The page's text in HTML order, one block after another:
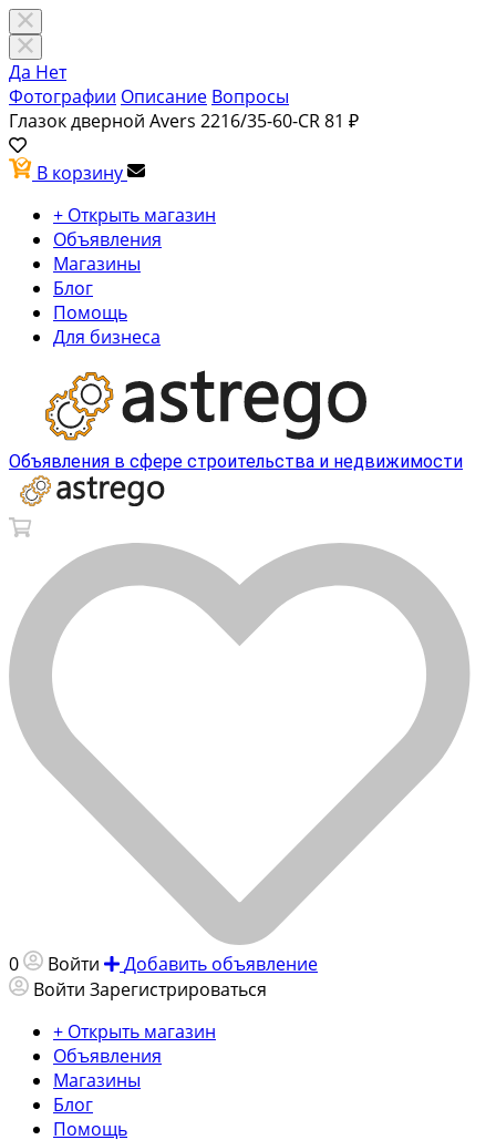
Да Нет
Фотографии Описание Вопросы
Глазок дверной Avers 2216/35-60-CR81 ₽
В корзину
+ Открыть магазин
Объявления
Магазины
Блог
Помощь
Для бизнеса
Объявления в сфере строительства и недвижимости
0 Войти
Добавить объявление
Войти Зарегистрироваться
+ Открыть магазин
Объявления
Магазины
Блог
Помощь